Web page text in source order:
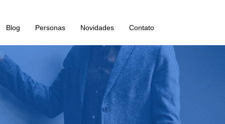
Blog Personas Novidades Contato